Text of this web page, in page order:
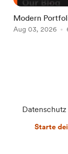
Modern
Tailwind CSS
Aug 03, 2026
Datenschutz
Starte